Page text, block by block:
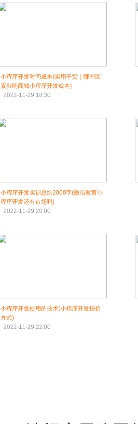
小程序开发时间成本(实用干货｜哪些因
素影响商城小程序开发成本)
2022-11-29 18:30
小程序开发实训总结2000字(微信教育小
程序开发还有市场吗)
2022-11-29 20:00
小程序开发使用的技术(小程序开发报价
方式)
2022-11-29 22:00